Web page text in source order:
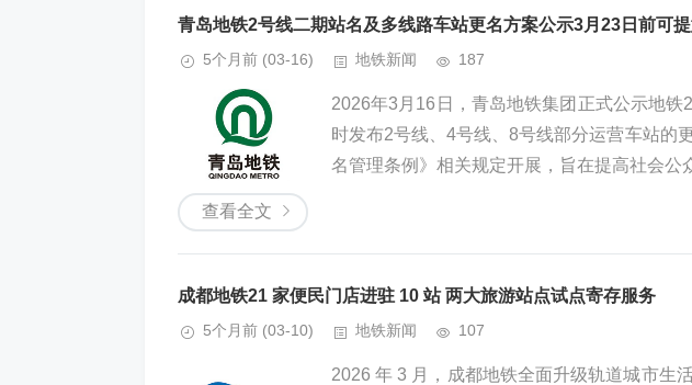
青岛地铁2号线二期站名及多线路车站更名方案公示3月23日前可
5个月前 (03-16) 地铁新闻 187
2026年3月16日，青岛地铁集团正式公示地铁
时发布2号线、4号线、8号线部分运营车站的
名管理条例》相关规定开展，旨在提高社会公
查看全文
成都地铁21 家便民门店进驻 10 站 两大旅游站点试点寄存服务
5个月前 (03-10) 地铁新闻 107
2026 年 3 月，成都地铁全面升级轨道城市生